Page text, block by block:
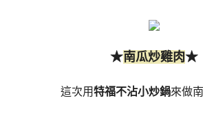
★南瓜炒雞肉★
這次用特福不沾小炒鍋來做